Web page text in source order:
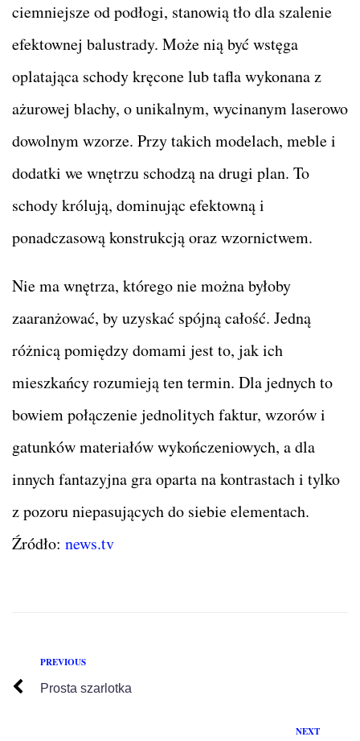
ciemniejsze od podłogi, stanowią tło dla szalenie
efektownej balustrady. Może nią być wstęga
oplatająca schody kręcone lub tafla wykonana z
ażurowej blachy, o unikalnym, wycinanym laserowo
dowolnym wzorze. Przy takich modelach, meble i
dodatki we wnętrzu schodzą na drugi plan. To
schody królują, dominując efektowną i
ponadczasową konstrukcją oraz wzornictwem.
Nie ma wnętrza, którego nie można byłoby
zaaranżować, by uzyskać spójną całość. Jedną
różnicą pomiędzy domami jest to, jak ich
mieszkańcy rozumieją ten termin. Dla jednych to
bowiem połączenie jednolitych faktur, wzorów i
gatunków materiałów wykończeniowych, a dla
innych fantazyjna gra oparta na kontrastach i tylko
z pozoru niepasujących do siebie elementach.
Źródło: news.tv
PREVIOUS
Prosta szarlotka
NEXT